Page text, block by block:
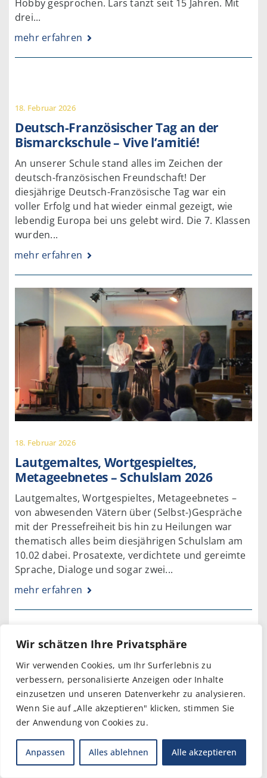
Wir schätzen Ihre Privatsphäre
Wir verwenden Cookies, um Ihr Surferlebnis zu
verbessern, personalisierte Anzeigen oder Inhalte
einzusetzen und unseren Datenverkehr zu analysieren.
Wenn Sie auf „Alle akzeptieren" klicken, stimmen Sie
der Anwendung von Cookies zu.
Anpassen Alles ablehnen Alle akzeptieren
Hobby gesprochen. Lars tanzt seit 15 Jahren. Mit
drei...
mehr erfahren
18. Februar 2026
Deutsch-Französischer Tag an der
Bismarckschule – Vive l’amitié!
An unserer Schule stand alles im Zeichen der
deutsch-französischen Freundschaft! Der
diesjährige Deutsch-Französische Tag war ein
voller Erfolg und hat wieder einmal gezeigt, wie
lebendig Europa bei uns gelebt wird. Die 7. Klassen
wurden...
mehr erfahren
18. Februar 2026
Lautgemaltes, Wortgespieltes,
Metageebnetes – Schulslam 2026
Lautgemaltes, Wortgespieltes, Metageebnetes –
von abwesenden Vätern über (Selbst-)Gespräche
mit der Pressefreiheit bis hin zu Heilungen war
thematisch alles beim diesjährigen Schulslam am
10.02 dabei. Prosatexte, verdichtete und gereimte
Sprache, Dialoge und sogar zwei...
mehr erfahren
13. Februar 2026
Der Schokolade auf der Spur – Ein
Besuch im Weltladen Elmshorn
Am 29.01. besuchten wir als 7c im
Geographieunterricht den Weltladen in Elmshorn.
Auf den ersten Blick wirkt der Laden eher klein und
ganz normal, doch schnell merkten wir, dass er